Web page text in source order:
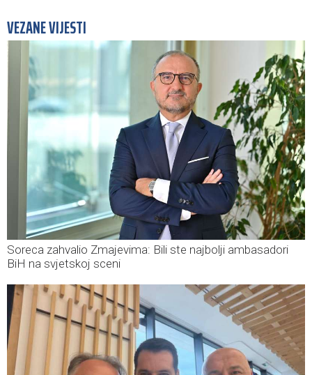
VEZANE VIJESTI
Soreca zahvalio Zmajevima: Bili ste najbolji ambasadori
BiH na svjetskoj sceni